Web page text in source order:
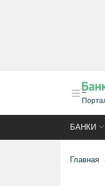
БАНКИ
Главная